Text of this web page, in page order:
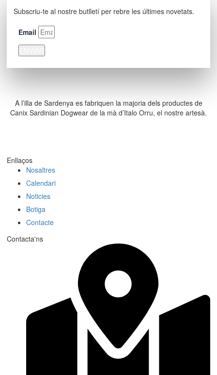
Subscriu-te al nostre butlletí per rebre les últimes novetats.
Email
A l’illa de Sardenya es fabriquen la majoria dels productes de
Canix Sardinian Dogwear de la mà d’Italo Orru, el nostre artesà.
Enllaços
Nosaltres
Calendari
Noticies
Botiga
Contacte
Contacta'ns